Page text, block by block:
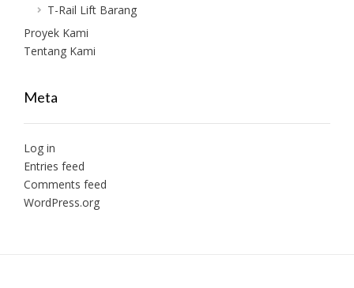
T-Rail Lift Barang
Proyek Kami
Tentang Kami
Meta
Log in
Entries feed
Comments feed
WordPress.org